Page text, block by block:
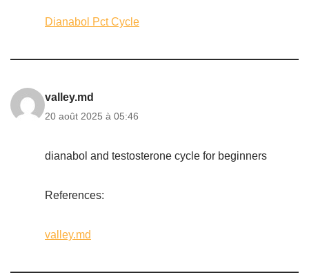
Dianabol Pct Cycle
valley.md
20 août 2025 à 05:46
dianabol and testosterone cycle for beginners
References:
valley.md